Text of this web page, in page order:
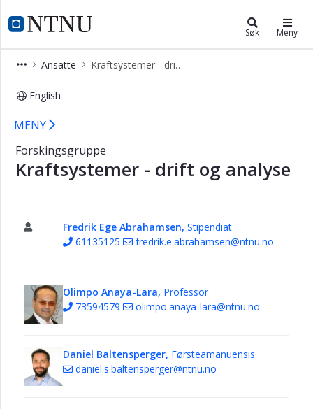
NTNU Hjemmeside
Institutt for elektrisk energiSøk Meny
Ansatte Kraftsystemer - drift og analyse
English
Kraftsystemer - drift og analyse -
×
Ansatte
ansatte
Kraftelektronikk
og
elektriske
maskiner
Høyspenningsteknologi
drift
og
analyse
Administrativ
stab
Teknisk
MENY
Forskingsgruppe
Kraftsystemer - drift og analyse
Fredrik Ege Abrahamsen, Stipendiat
61135125
fredrik.e.abrahamsen@ntnu.no
Olimpo Anaya-Lara, Professor
73594579
olimpo.anaya-lara@ntnu.no
Daniel Baltensperger, Førsteamanuensis
daniel.s.baltensperger@ntnu.no